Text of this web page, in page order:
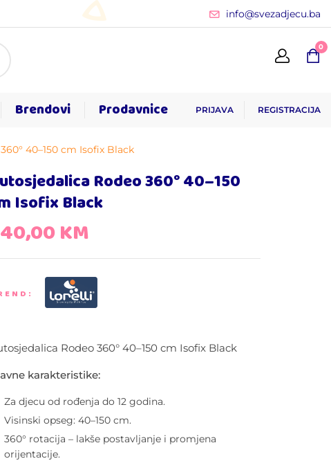
info@svezadjecu.ba
0
Brendovi Prodavnice PRIJAVA REGISTRACIJA
40–150 cm Isofix Black
Rodeo 360° 40–150
Isofix Black
KM
Rodeo 360° 40–150 cm Isofix Black
karakteristike:
Za djecu od rođenja do 12 godina.
Visinski opseg: 40–150 cm.
360° rotacija – lakše postavljanje i promjena
orijentacije.